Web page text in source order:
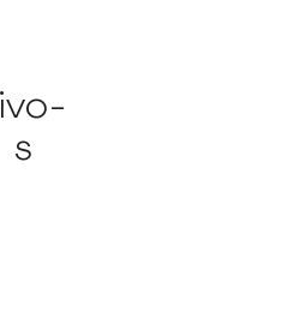
s